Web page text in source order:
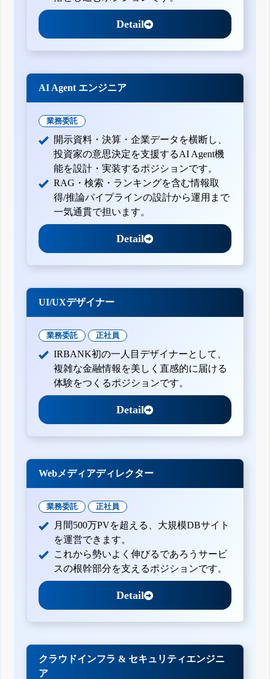
Detail
AI Agent エンジニア
業務委託
開示資料・決算・企業データを横断し、
投資家の意思決定を支援するAI Agent機
能を設計・実装するポジションです。
RAG・検索・ランキングを含む情報取
得/推論パイプラインの設計から運用まで
一気通貫で担います。
Detail
UI/UXデザイナー
業務委託 正社員
IRBANK初の一人目デザイナーとして、
複雑な金融情報を美しく直感的に届ける
体験をつくるポジションです。
Detail
Webメディアディレクター
業務委託 正社員
月間500万PVを超える、大規模DBサイト
を運営できます。
これから勢いよく伸びるであろうサービ
スの根幹部分を支えるポジションです。
Detail
クラウドインフラ & セキュリティエンジニ
ア